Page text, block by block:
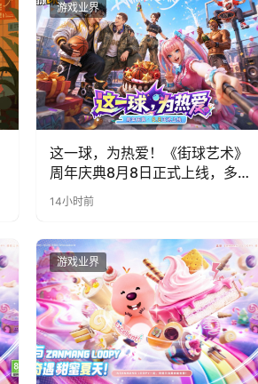
游戏业界
这一球，为热爱！《街球艺术》
周年庆典8月8日正式上线，多重
福利与全新内容同步开启
14小时前
游戏业界